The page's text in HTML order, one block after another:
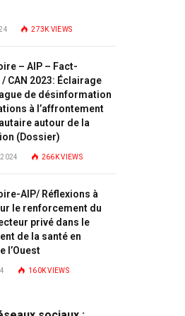
273K VIEWS
– AIP – Fact-
CAN 2023: Éclairage
de désinformation
à l’affrontement
autour de la
(Dossier)
266KVIEWS
AIP/ Réflexions à
le renforcement du
privé dans le
de la santé en
l’Ouest
160KVIEWS